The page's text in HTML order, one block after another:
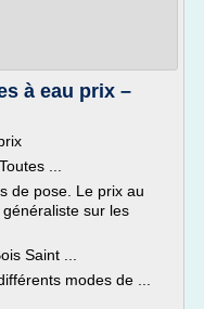
à eau prix –
...
de pose. Le prix au
sur les
Saint ...
modes de ...